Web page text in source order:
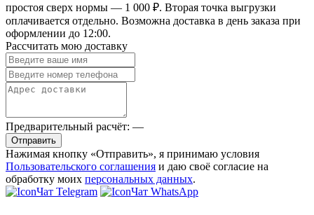
простоя сверх нормы — 1 000 ₽. Вторая точка выгрузки
оплачивается отдельно. Возможна доставка в день заказа при
оформлении до 12:00.
Рассчитать мою доставку
Предварительный расчёт: —
Отправить
Нажимая кнопку «Отправить», я принимаю условия
Пользовательского соглашения и даю своё согласие на
обработку моих персональных данных.
Чат Telegram
Чат WhatsApp